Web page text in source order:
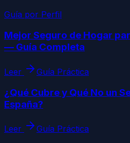
Guía por Perfil
Mejor Seguro de Hogar
— Guía Completa
Leer Guía Práctica
¿Qué Cubre y Qué No un
España?
Leer Guía Práctica